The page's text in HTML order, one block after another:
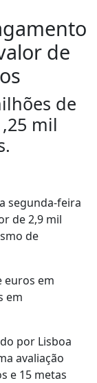
de
de
mil
segunda-feira
de 2,9 mil
de
euros em
em
por Lisboa
avaliação
e 15 metas